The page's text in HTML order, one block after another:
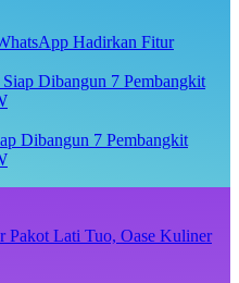
Hadirkan Fitur
Dibangun 7 Pembangkit